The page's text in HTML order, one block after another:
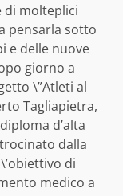
di molteplici
pensarla sotto
e delle nuove
giorno a
\”Atleti al
Tagliapietra,
d’alta
dalla
di
medico a